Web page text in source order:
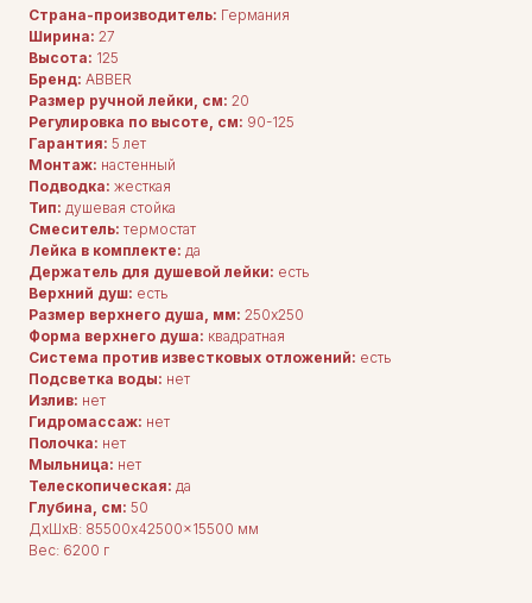
Страна-производитель: Германия
Ширина: 27
Высота: 125
Бренд: ABBER
Размер ручной лейки, см: 20
Регулировка по высоте, см: 90-125
Гарантия: 5 лет
Монтаж: настенный
Подводка: жесткая
Тип: душевая стойка
Смеситель: термостат
Лейка в комплекте: да
Держатель для душевой лейки: есть
Верхний душ: есть
Размер верхнего душа, мм: 250х250
Форма верхнего душа: квадратная
Система против известковых отложений: есть
Подсветка воды: нет
Излив: нет
Гидромассаж: нет
Полочка: нет
Мыльница: нет
Телескопическая: да
Глубина, см: 50
ДxШxВ: 85500x42500x15500 мм
Вес: 6200 г